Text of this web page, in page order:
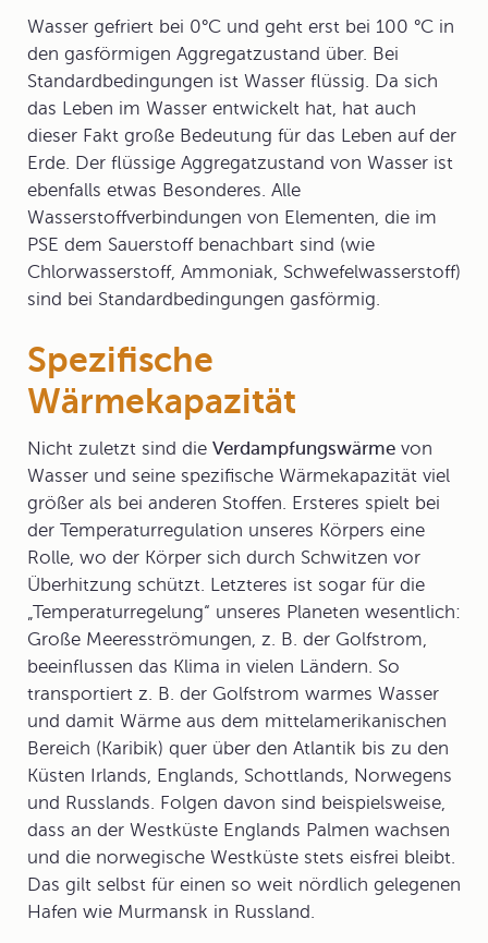
Wasser gefriert bei 0°C und geht erst bei 100 °C in
den gasförmigen Aggregatzustand über. Bei
Standardbedingungen ist Wasser flüssig. Da sich
das Leben im Wasser entwickelt hat, hat auch
dieser Fakt große Bedeutung für das Leben auf der
Erde. Der flüssige Aggregatzustand von Wasser ist
ebenfalls etwas Besonderes. Alle
Wasserstoffverbindungen von Elementen, die im
PSE dem Sauerstoff benachbart sind (wie
Chlorwasserstoff, Ammoniak, Schwefelwasserstoff)
sind bei Standardbedingungen gasförmig.
Spezifische
Wärmekapazität
Nicht zuletzt sind die Verdampfungswärme von
Wasser und seine spezifische Wärmekapazität viel
größer als bei anderen Stoffen. Ersteres spielt bei
der Temperaturregulation unseres Körpers eine
Rolle, wo der Körper sich durch Schwitzen vor
Überhitzung schützt. Letzteres ist sogar für die
„Temperaturregelung“ unseres Planeten wesentlich:
Große Meeresströmungen, z. B. der Golfstrom,
beeinflussen das Klima in vielen Ländern. So
transportiert z. B. der Golfstrom warmes Wasser
und damit Wärme aus dem mittelamerikanischen
Bereich (Karibik) quer über den Atlantik bis zu den
Küsten Irlands, Englands, Schottlands, Norwegens
und Russlands. Folgen davon sind beispielsweise,
dass an der Westküste Englands Palmen wachsen
und die norwegische Westküste stets eisfrei bleibt.
Das gilt selbst für einen so weit nördlich gelegenen
Hafen wie Murmansk in Russland.